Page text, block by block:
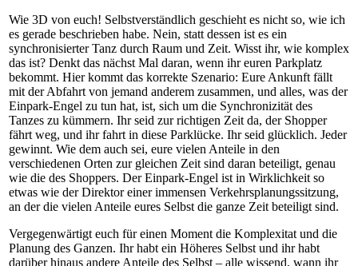
Wie 3D von euch! Selbstverständlich geschieht es nicht so, wie ich
es gerade beschrieben habe. Nein, statt dessen ist es ein
synchronisierter Tanz durch Raum und Zeit. Wisst ihr, wie komplex
das ist? Denkt das nächst Mal daran, wenn ihr euren Parkplatz
bekommt. Hier kommt das korrekte Szenario: Eure Ankunft fällt
mit der Abfahrt von jemand anderem zusammen, und alles, was der
Einpark-Engel zu tun hat, ist, sich um die Synchronizität des
Tanzes zu kümmern. Ihr seid zur richtigen Zeit da, der Shopper
fährt weg, und ihr fahrt in diese Parklücke. Ihr seid glücklich. Jeder
gewinnt. Wie dem auch sei, eure vielen Anteile in den
verschiedenen Orten zur gleichen Zeit sind daran beteiligt, genau
wie die des Shoppers. Der Einpark-Engel ist in Wirklichkeit so
etwas wie der Direktor einer immensen Verkehrsplanungssitzung,
an der die vielen Anteile eures Selbst die ganze Zeit beteiligt sind.
Vergegenwärtigt euch für einen Moment die Komplexitat und die
Planung des Ganzen. Ihr habt ein Höheres Selbst und ihr habt
darüber hinaus andere Anteile des Selbst – alle wissend, wann ihr